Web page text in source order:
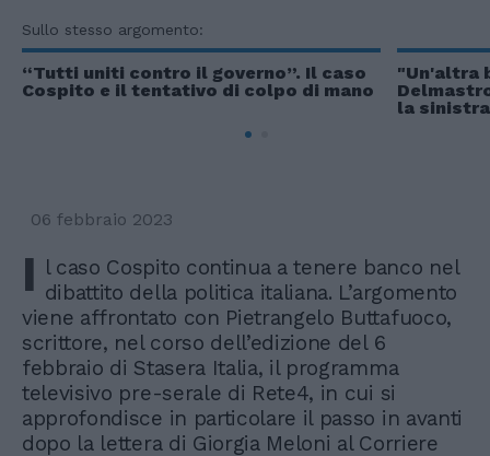
Sullo stesso argomento:
“Tutti uniti contro il governo”. Il caso
Cospito e il tentativo di colpo di mano
"Un'altra
la sinistra
06 febbraio 2023
I l caso Cospito continua a tenere banco nel
dibattito della politica italiana. L’argomento
viene affrontato con Pietrangelo Buttafuoco,
scrittore, nel corso dell’edizione del 6
febbraio di Stasera Italia, il programma
televisivo pre-serale di Rete4, in cui si
approfondisce in particolare il passo in avanti
dopo la lettera di Giorgia Meloni al Corriere